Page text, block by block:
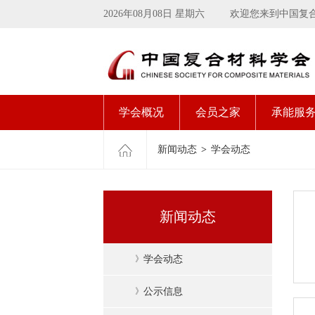
2026年08月08日 星期六 欢迎您来到中国复
学会概况 会员之家 承能服
新闻动态 > 学会动态
新闻动态
》 学会动态
》 公示信息